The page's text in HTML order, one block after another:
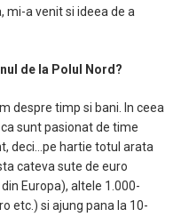
mi-a venit si ideea de a
de la Polul Nord?
despre timp si bani. In ceea
sunt pasionat de time
deci…pe hartie totul arata
cateva sute de euro
Europa), altele 1.000-
etc.) si ajung pana la 10-